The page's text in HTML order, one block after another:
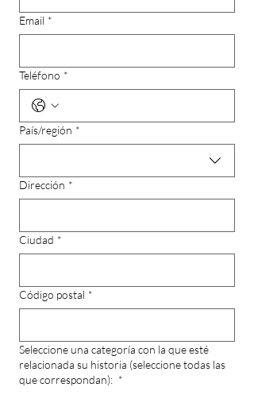
Email *
Teléfono *
Dirección de varias líneas
País/región *
Dirección *
Ciudad *
Código postal *
Seleccione una categoría con la que esté
relacionada su historia (seleccione todas las
que correspondan): *